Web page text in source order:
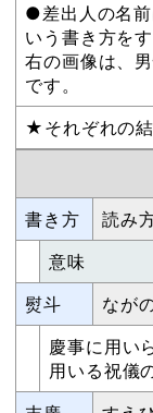
●差出人の名前
いう書き方を
右の画像は、
です。
★それぞれの結
書き方
読み
意味
熨斗
なが
慶事に用い
用いる祝儀